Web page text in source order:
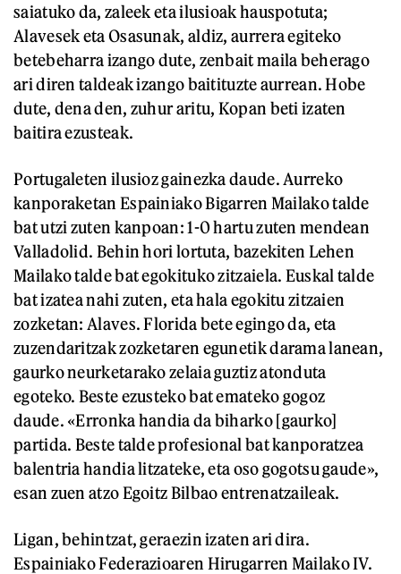
saiatuko da, zaleek eta ilusioak hauspotuta;
Alavesek eta Osasunak, aldiz, aurrera egiteko
betebeharra izango dute, zenbait maila beherago
ari diren taldeak izango baitituzte aurrean. Hobe
dute, dena den, zuhur aritu, Kopan beti izaten
baitira ezusteak.
Portugaleten ilusioz gainezka daude. Aurreko
kanporaketan Espainiako Bigarren Mailako talde
bat utzi zuten kanpoan: 1-0 hartu zuten mendean
Valladolid. Behin hori lortuta, bazekiten Lehen
Mailako talde bat egokituko zitzaiela. Euskal talde
bat izatea nahi zuten, eta hala egokitu zitzaien
zozketan: Alaves. Florida bete egingo da, eta
zuzendaritzak zozketaren egunetik darama lanean,
gaurko neurketarako zelaia guztiz atonduta
egoteko. Beste ezusteko bat emateko gogoz
daude. «Erronka handia da biharko [gaurko]
partida. Beste talde profesional bat kanporatzea
balentria handia litzateke, eta oso gogotsu gaude»,
esan zuen atzo Egoitz Bilbao entrenatzaileak.
Ligan, behintzat, geraezin izaten ari dira.
Espainiako Federazioaren Hirugarren Mailako IV.